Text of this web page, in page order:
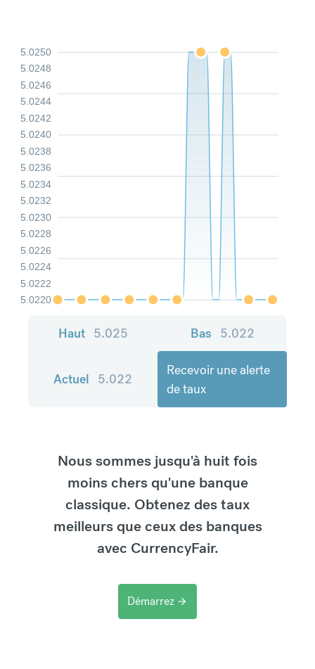
5.0220
5.0222
5.0224
5.0226
5.0228
5.0230
5.0232
5.0234
5.0236
5.0238
5.0240
5.0242
5.0244
5.0246
5.0248
5.0250
Haut 5.025 Bas 5.022
Actuel 5.022
Recevoir une alerte
de taux
Nous sommes jusqu'à huit fois
moins chers qu'une banque
classique. Obtenez des taux
meilleurs que ceux des banques
avec CurrencyFair.
Démarrez arrow_forward